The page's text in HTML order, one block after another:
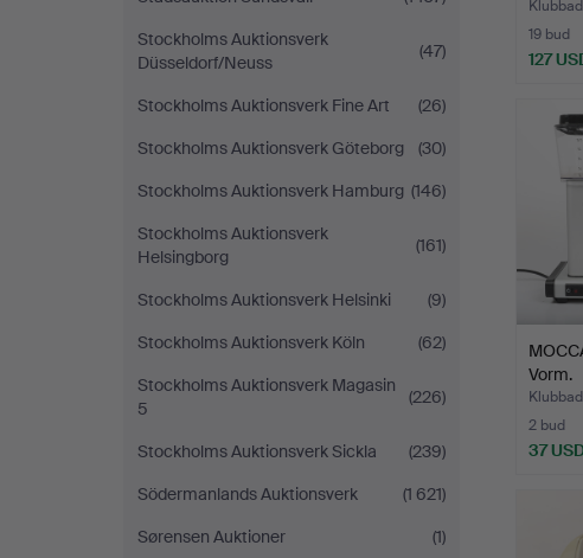
Stockholms Auktionsverk
Düsseldorf/Neuss
(47)
Stockholms Auktionsverk Fine Art
(26)
Stockholms Auktionsverk Göteborg
(30)
Stockholms Auktionsverk Hamburg (146)
Stockholms Auktionsverk
Helsingborg
(161)
Stockholms Auktionsverk Helsinki
(9)
Stockholms Auktionsverk Köln
(62)
Stockholms Auktionsverk Magasin
5
(226)
Stockholms Auktionsverk Sickla
(239)
Södermanlands Auktionsverk
(1 621)
Sørensen Auktioner
(1)
19 bud
127
Vorm.
2 bud
37